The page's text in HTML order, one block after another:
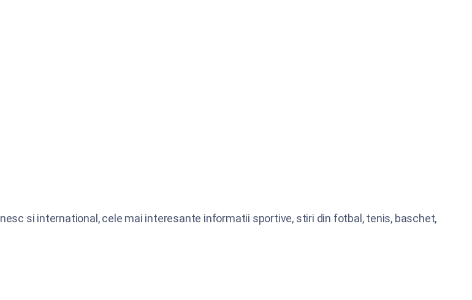
si international, cele mai interesante informatii sportive, stiri din fotbal, tenis, baschet,